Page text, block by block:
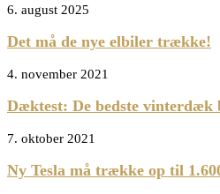
6. august 2025
Det må de nye elbiler trække!
4. november 2021
Dæktest: De bedste vinterdæk
7. oktober 2021
Ny Tesla må trække op til